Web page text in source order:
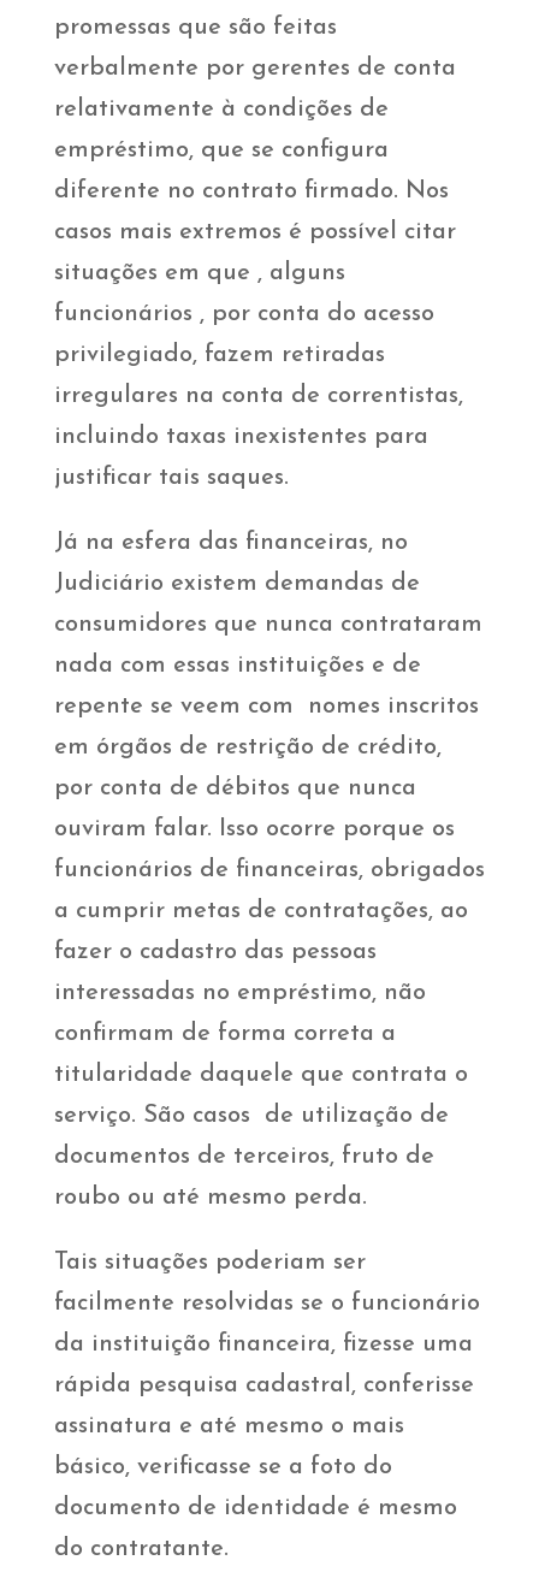
promessas que são feitas
verbalmente por gerentes de conta
relativamente à condições de
empréstimo, que se configura
diferente no contrato firmado. Nos
casos mais extremos é possível citar
situações em que , alguns
funcionários , por conta do acesso
privilegiado, fazem retiradas
irregulares na conta de correntistas,
incluindo taxas inexistentes para
justificar tais saques.
Já na esfera das financeiras, no
Judiciário existem demandas de
consumidores que nunca contrataram
nada com essas instituições e de
repente se veem com nomes inscritos
em órgãos de restrição de crédito,
por conta de débitos que nunca
ouviram falar. Isso ocorre porque os
funcionários de financeiras, obrigados
a cumprir metas de contratações, ao
fazer o cadastro das pessoas
interessadas no empréstimo, não
confirmam de forma correta a
titularidade daquele que contrata o
serviço. São casos de utilização de
documentos de terceiros, fruto de
roubo ou até mesmo perda.
Tais situações poderiam ser
facilmente resolvidas se o funcionário
da instituição financeira, fizesse uma
rápida pesquisa cadastral, conferisse
assinatura e até mesmo o mais
básico, verificasse se a foto do
documento de identidade é mesmo
do contratante.